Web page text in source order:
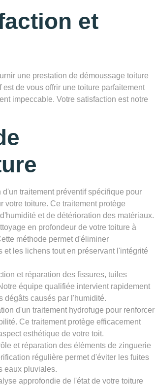
et
une prestation de démoussage toiture
de vous offrir une toiture parfaitement
impeccable. Votre satisfaction est notre
traitement préventif spécifique pour
votre toiture. Ce traitement protège
et de détérioration des matériaux.
en profondeur de votre toiture à
méthode permet d'éliminer
les lichens tout en préservant l'intégrité
et réparation des fissures, tuiles
équipe qualifiée intervient rapidement
dégâts causés par l'humidité.
d'un traitement hydrofuge pour renforcer
Ce traitement protège efficacement
esthétique de votre toit.
et réparation des éléments de zinguerie
régulière permet d'éviter les fuites
eaux pluviales.
approfondie de l'état de votre toiture